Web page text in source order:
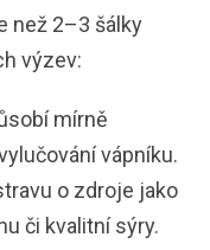
než 2–3 šálky
výzev:
mírně
vápníku.
o zdroje jako
či kvalitní sýry.